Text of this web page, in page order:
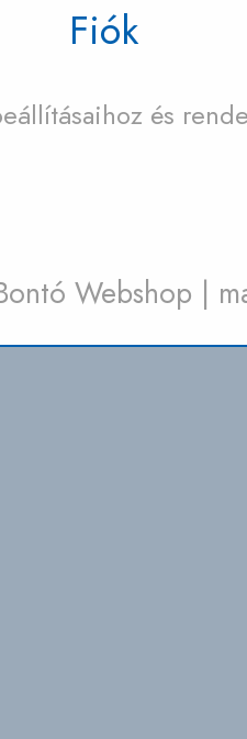
Fiók
és
Webshop |